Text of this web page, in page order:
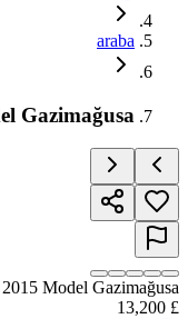
araba
Gazimağusa
Model Gazimağusa
£
13,200